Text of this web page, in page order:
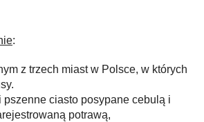
:
z trzech miast w Polsce, w których
pszenne ciasto posypane cebulą i
potrawą,